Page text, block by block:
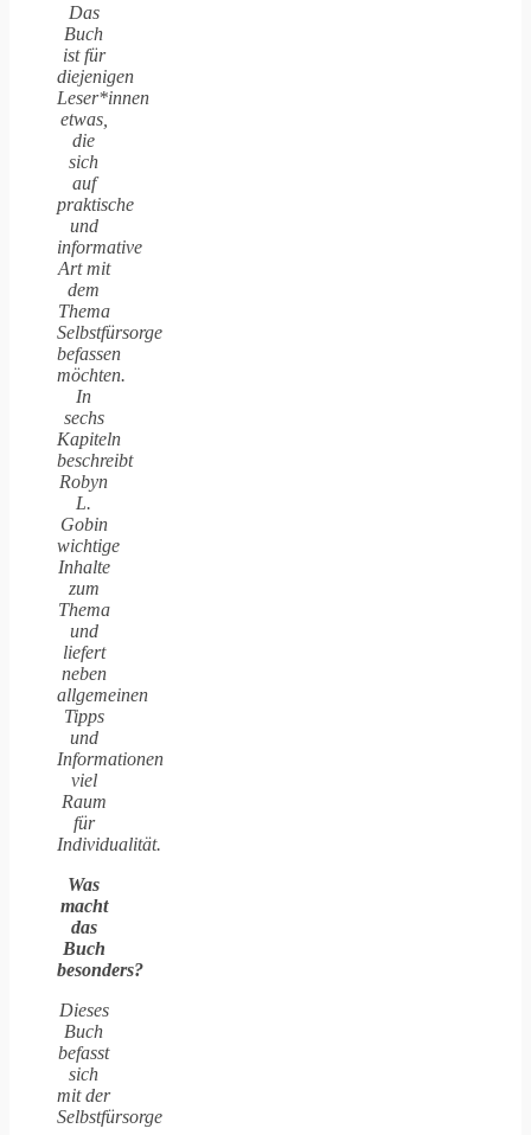
Das
Buch
ist für
diejenigen
Leser*innen
etwas,
die
sich
auf
praktische
und
informative
Art mit
dem
Thema
Selbstfürsorge
befassen
möchten.
In
sechs
Kapiteln
beschreibt
Robyn
L.
Gobin
wichtige
Inhalte
zum
Thema
und
liefert
neben
allgemeinen
Tipps
und
Informationen
viel
Raum
für
Individualität.
Was
macht
das
Buch
besonders?
Dieses
Buch
befasst
sich
mit der
Selbstfürsorge